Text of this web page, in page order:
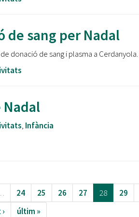
de sang per Nadal
donació de sang i plasma a Cerdanyola.
Nadal
, Infància
24 25 26 27 28
29
últim »